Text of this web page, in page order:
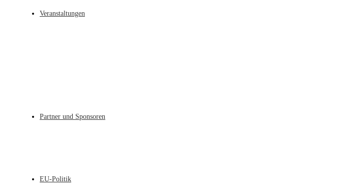
Veranstaltungen
Partner und Sponsoren
EU-Politik